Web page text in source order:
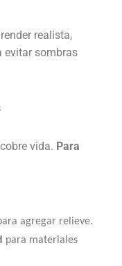
realista,
evitar sombras
vida. Para
agregar relieve.
para materiales